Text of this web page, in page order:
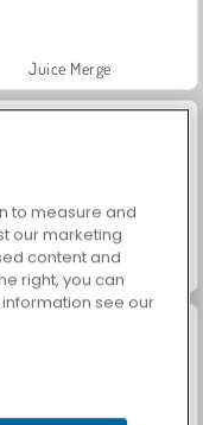
Juice Merge
Royal Story
to measure and
our marketing
content and
right, you can
see our